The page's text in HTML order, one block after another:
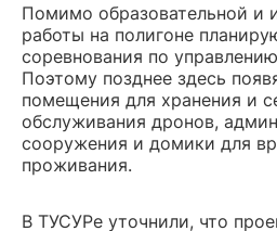
Помимо образовательной и
работы на полигоне
соревнования по
Поэтому позднее здесь
помещения для хранения и
обслуживания дронов,
сооружения и домики для
проживания.
В ТУСУРе уточнили, что